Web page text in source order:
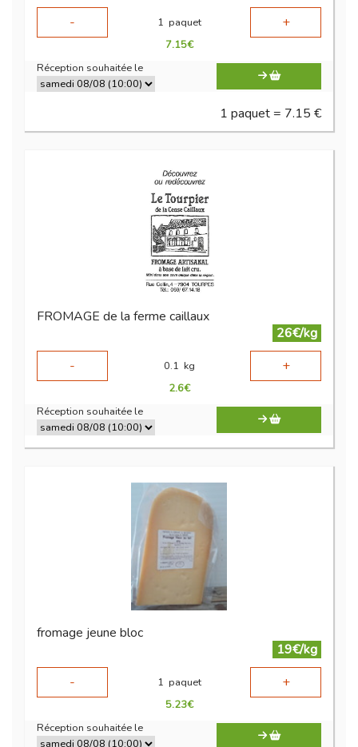
-
1 paquet +
7.15€
Réception souhaitée le
1 paquet = 7.15 €
FROMAGE de la ferme caillaux
26€/kg
-
0.1 kg +
2.6€
Réception souhaitée le
fromage jeune bloc
19€/kg
-
1 paquet +
5.23€
Réception souhaitée le